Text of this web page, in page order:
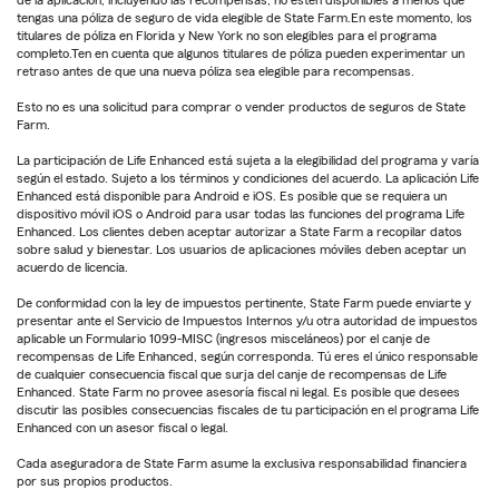
tengas una póliza de seguro de vida elegible de State Farm.En este momento, los
titulares de póliza en Florida y New York no son elegibles para el programa
completo.Ten en cuenta que algunos titulares de póliza pueden experimentar un
retraso antes de que una nueva póliza sea elegible para recompensas.
Esto no es una solicitud para comprar o vender productos de seguros de State
Farm.
La participación de Life Enhanced está sujeta a la elegibilidad del programa y varía
según el estado. Sujeto a los términos y condiciones del acuerdo. La aplicación Life
Enhanced está disponible para Android e iOS. Es posible que se requiera un
dispositivo móvil iOS o Android para usar todas las funciones del programa Life
Enhanced. Los clientes deben aceptar autorizar a State Farm a recopilar datos
sobre salud y bienestar. Los usuarios de aplicaciones móviles deben aceptar un
acuerdo de licencia.
De conformidad con la ley de impuestos pertinente, State Farm puede enviarte y
presentar ante el Servicio de Impuestos Internos y/u otra autoridad de impuestos
aplicable un Formulario 1099-MISC (ingresos misceláneos) por el canje de
recompensas de Life Enhanced, según corresponda. Tú eres el único responsable
de cualquier consecuencia fiscal que surja del canje de recompensas de Life
Enhanced. State Farm no provee asesoría fiscal ni legal. Es posible que desees
discutir las posibles consecuencias fiscales de tu participación en el programa Life
Enhanced con un asesor fiscal o legal.
Cada aseguradora de State Farm asume la exclusiva responsabilidad financiera
por sus propios productos.